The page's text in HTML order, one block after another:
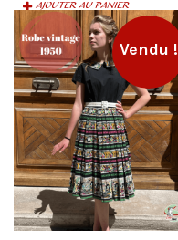
AJOUTER AU PANIER
Vendu !